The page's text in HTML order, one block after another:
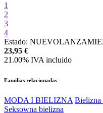
1
2
3
4
Estado: NUEVO
23,95 €
21.00% IVA incluido
Familias relacionadas
MODA I BIELIZNA Bielizna
Seksowna bielizna